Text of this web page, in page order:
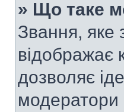
» Що таке
Звання, яке
відображає
дозволяє
модератори